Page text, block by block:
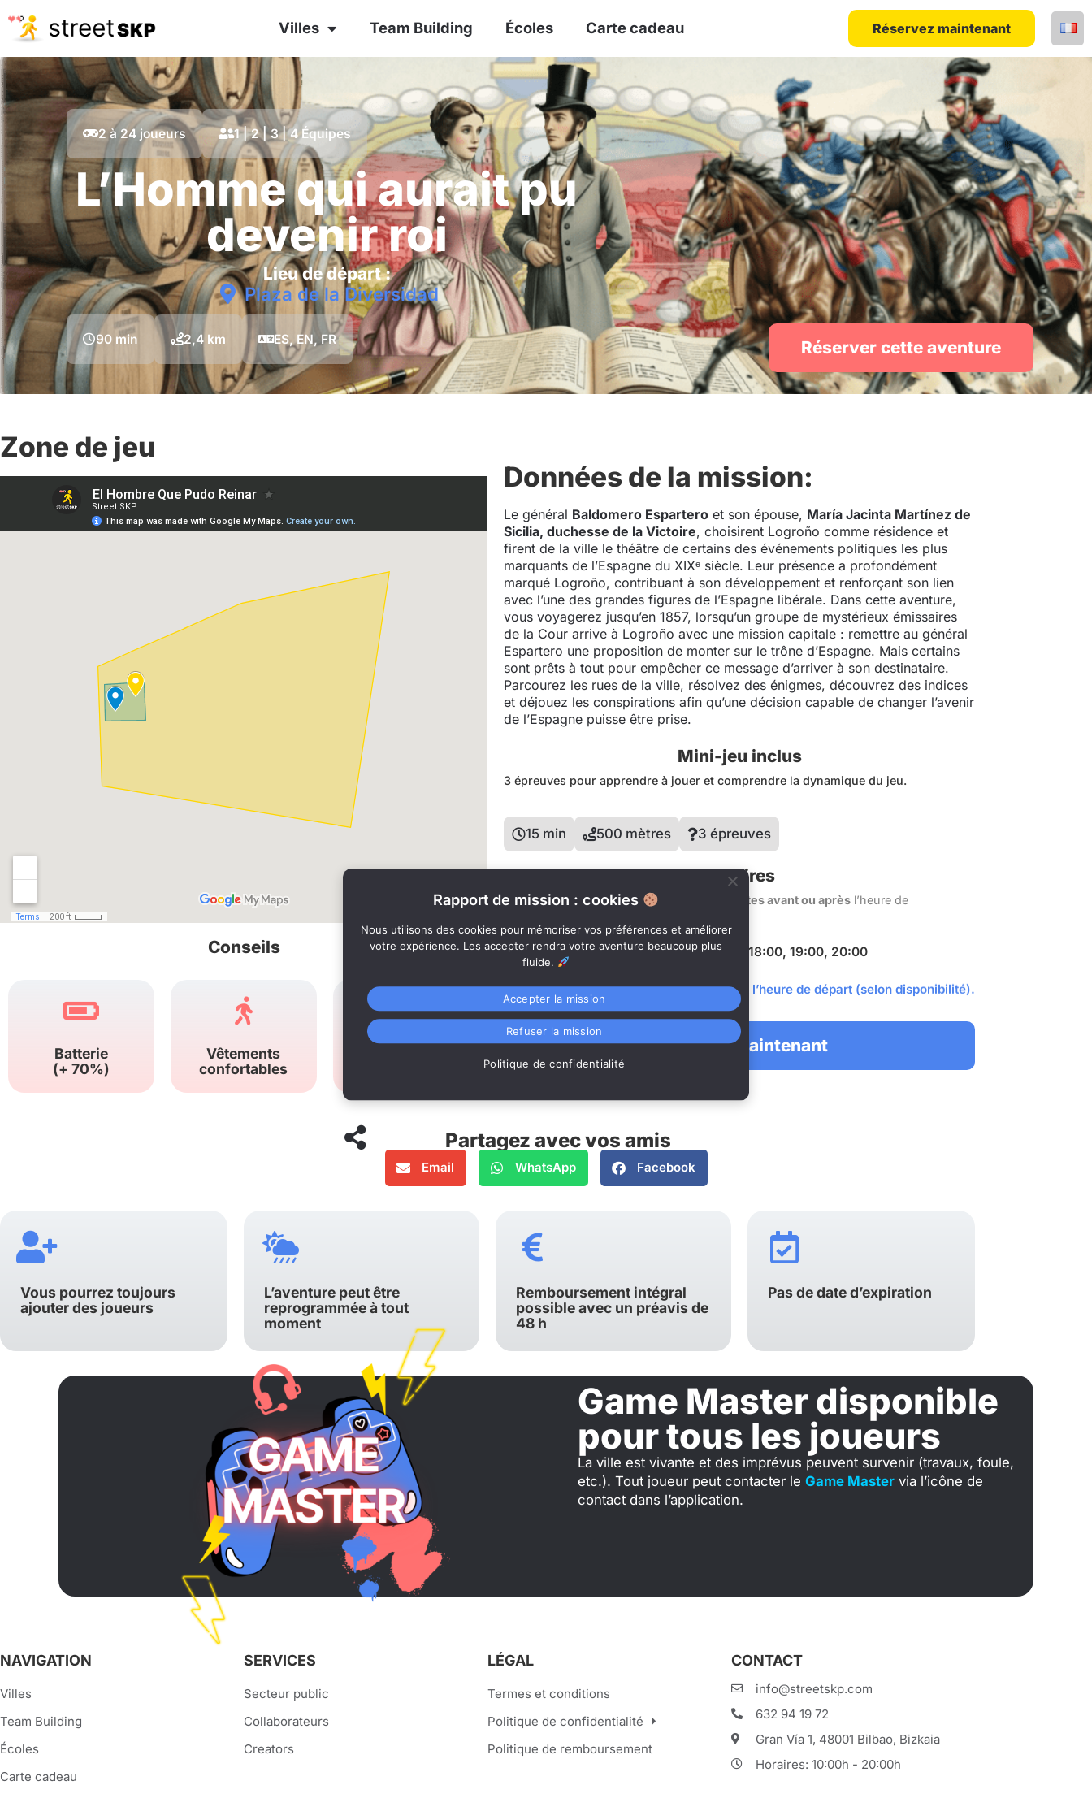
Villes Team Building Écoles Carte cadeau Réservez maintenant
2 à 24 joueurs 1 | 2 | 3 | 4 Équipes
L’Homme qui aurait pu
devenir roi
Lieu de départ :
Plaza de la Diversidad
90 min 2,4 km ES, EN, FR Réserver cette aventure
Zone de jeu
Conseils
Batterie
(+ 70%)
Vêtements
confortables
Données de la mission:
Le général Baldomero Espartero et son épouse, María Jacinta Martínez de
Sicilia, duchesse de la Victoire, choisirent Logroño comme résidence et
firent de la ville le théâtre de certains des événements politiques les plus
marquants de l’Espagne du XIXᵉ siècle. Leur présence a profondément
marqué Logroño, contribuant à son développement et renforçant son lien
avec l’une des grandes figures de l’Espagne libérale. Dans cette aventure,
vous voyagerez jusqu’en 1857, lorsqu’un groupe de mystérieux émissaires
de la Cour arrive à Logroño avec une mission capitale : remettre au général
Espartero une proposition de monter sur le trône d’Espagne. Mais certains
sont prêts à tout pour empêcher ce message d’arriver à son destinataire.
Parcourez les rues de la ville, résolvez des énigmes, découvrez des indices
et déjouez les conspirations afin qu’une décision capable de changer l’avenir
de l’Espagne puisse être prise.
Mini-jeu inclus
3 épreuves pour apprendre à jouer et comprendre la dynamique du jeu.
15 min 500 mètres 3 épreuves
Horaires
Le jeu vous permet decommencer 20 minutes avant ou après l’heure de
10:00, 11:00, 12:00, 13:00, 16:00, 17:00, 18:00, 19:00, 20:00
*Vous pouvez toujours modifier la date et l’heure de départ (selon disponibilité).
Réservez maintenant
Partagez avec vos amis
Email WhatsApp Facebook
Vous pourrez toujours
ajouter des joueurs
L’aventure peut être
reprogrammée à tout
moment
Remboursement intégral
possible avec un préavis de
48 h
Pas de date d’expiration
Game Master disponible
pour tous les joueurs
La ville est vivante et des imprévus peuvent survenir (travaux, foule,
etc.). Tout joueur peut contacter le Game Mastervia l’icône de
contact dans l’application.
NAVIGATION
Villes
Team Building
Écoles
Carte cadeau
SERVICES
Secteur public
Collaborateurs
Creators
LÉGAL
Termes et conditions
Politique de confidentialité
Politique de remboursement
CONTACT
info@streetskp.com
632 94 19 72
Gran Vía 1, 48001 Bilbao, Bizkaia
Horaires: 10:00h - 20:00h
Rapport de mission : cookies
Nous utilisons des cookies pour mémoriser vos préférences et améliorer
votre expérience. Les accepter rendra votre aventure beaucoup plus
fluide.
Accepter la mission
Refuser la mission
Politique de confidentialité